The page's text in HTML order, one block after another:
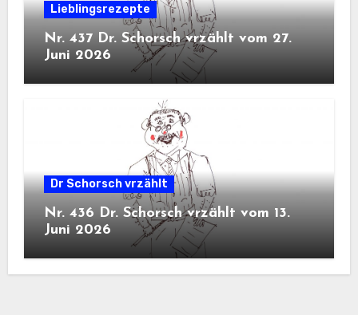
Lieblingsrezepte
Nr. 437 Dr. Schorsch vrzählt vom 27.
Juni 2026
Dr Schorsch vrzählt
Nr. 436 Dr. Schorsch vrzählt vom 13.
Juni 2026